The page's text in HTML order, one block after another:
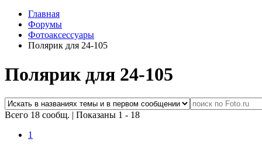
Главная
Форумы
Фотоаксессуары
Полярик для 24-105
Полярик для 24-105
Всего 18 сообщ. | Показаны 1 - 18
1